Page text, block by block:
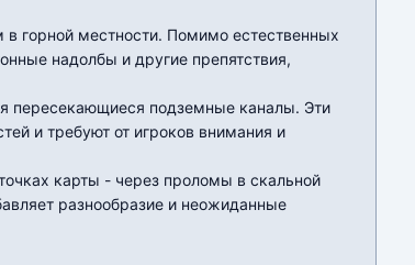
горной местности. Помимо естественных
надолбы и другие препятствия,
пересекающиеся подземные каналы. Эти
и требуют от игроков внимания и
карты - через проломы в скальной
разнообразие и неожиданные